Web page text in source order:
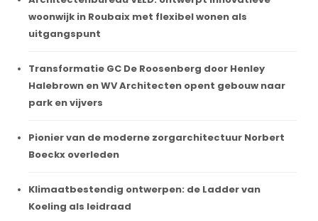
woonwijk in Roubaix met flexibel wonen als
uitgangspunt
Transformatie GC De Roosenberg door Henley
Halebrown en WV Architecten opent gebouw naar
park en vijvers
Pionier van de moderne zorgarchitectuur Norbert
Boeckx overleden
Klimaatbestendig ontwerpen: de Ladder van
Koeling als leidraad